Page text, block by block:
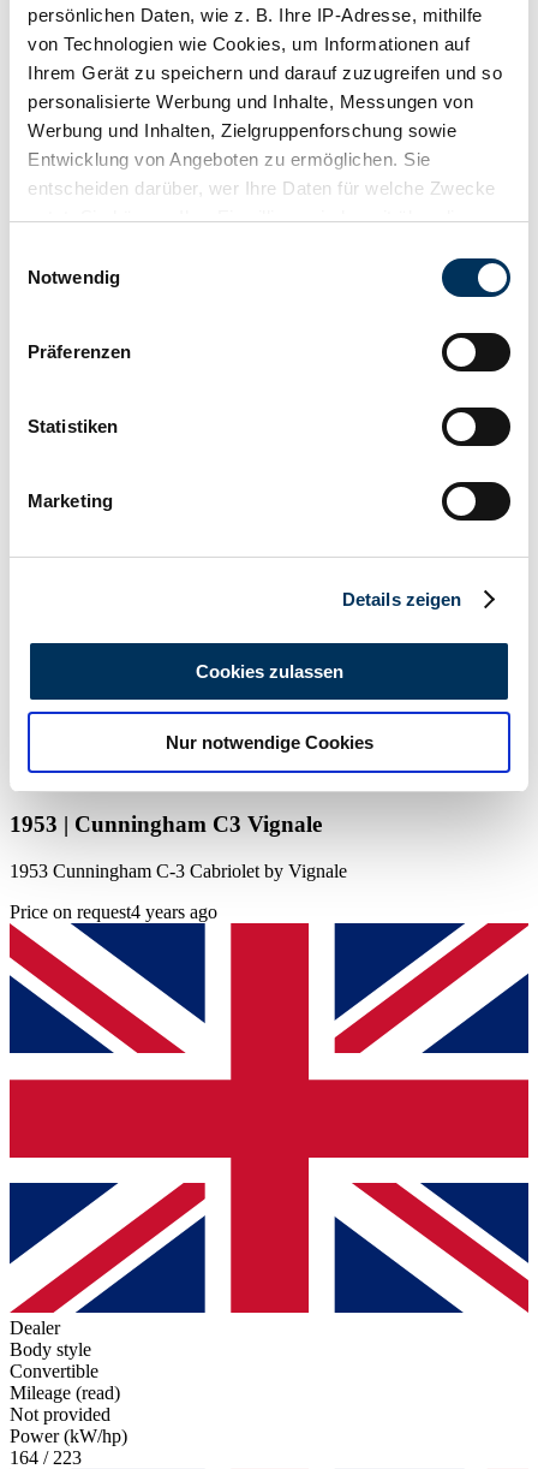
persönlichen Daten, wie z. B. Ihre IP-Adresse, mithilfe
von Technologien wie Cookies, um Informationen auf
Ihrem Gerät zu speichern und darauf zuzugreifen und so
personalisierte Werbung und Inhalte, Messungen von
Werbung und Inhalten, Zielgruppenforschung sowie
Entwicklung von Angeboten zu ermöglichen. Sie
entscheiden darüber, wer Ihre Daten für welche Zwecke
nutzt. Sie können Ihre Einwilligung jederzeit über die
Trigger Symbol ändern oder widerrufen
Informationen über Ihre geografische Lage
können
bestimmten Merkmalen (Fingerprinting) identifizieren
Erfahren Sie mehr darüber, wie Ihre persönlichen Daten
analysieren. Außerdem geben wir Informationen zu Ihrer
Verwendung unserer Website an unsere Partner für
soziale Medien, Werbung und Analysen weiter. Unsere
weiteren Daten zusammen, die Sie ihnen bereitgestellt
haben oder die sie im Rahmen Ihrer Nutzung der Dienste
Notwendig
Präferenzen
Statistiken
Marketing
Details zeigen
Cookies zulassen
Nur notwendige Cookies
1953 | Cunningham C3 Vignale
1953 Cunningham C-3 Cabriolet by Vignale
Price on request4 years ago
Dealer
Body style
Convertible
Mileage (read)
Not provided
Power (kW/hp)
164 / 223